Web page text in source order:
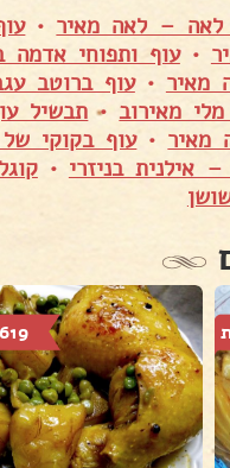
לאה – לאה מאיר •
•עוף ותפוחי אדמה
מאיר •עוף ברוטב
מאירוב • תבשיל
מאיר •עוף בקוקי
אילנית בניזרי •